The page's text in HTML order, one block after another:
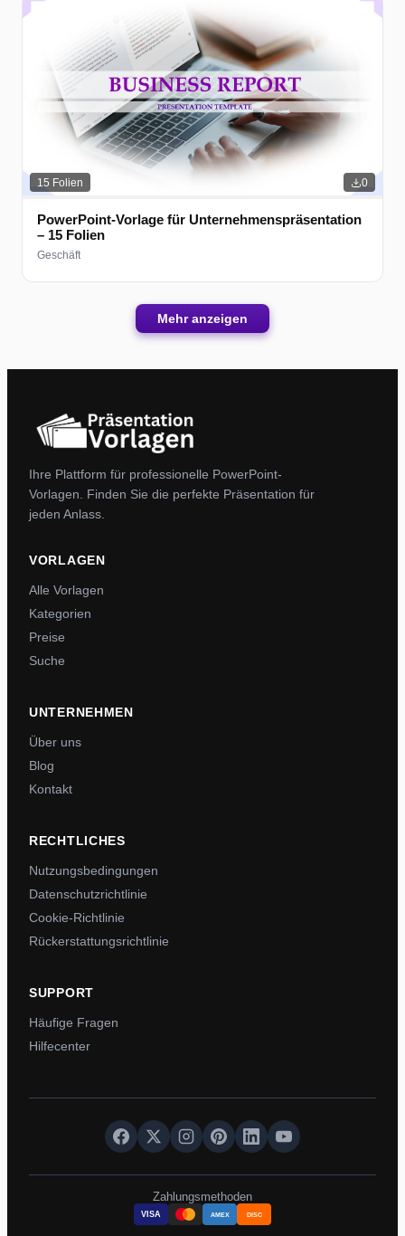
15 Folien 0
PowerPoint-Vorlage für Unternehmenspräsentation
– 15 Folien
Geschäft
Mehr anzeigen
Ihre Plattform für professionelle PowerPoint-
Vorlagen. Finden Sie die perfekte Präsentation für
jeden Anlass.
VORLAGEN
Alle Vorlagen
Kategorien
Preise
Suche
UNTERNEHMEN
Über uns
Blog
Kontakt
RECHTLICHES
Nutzungsbedingungen
Datenschutzrichtlinie
Cookie-Richtlinie
Rückerstattungsrichtlinie
SUPPORT
Häufige Fragen
Hilfecenter
Zahlungsmethoden
VISA AMEX DISC